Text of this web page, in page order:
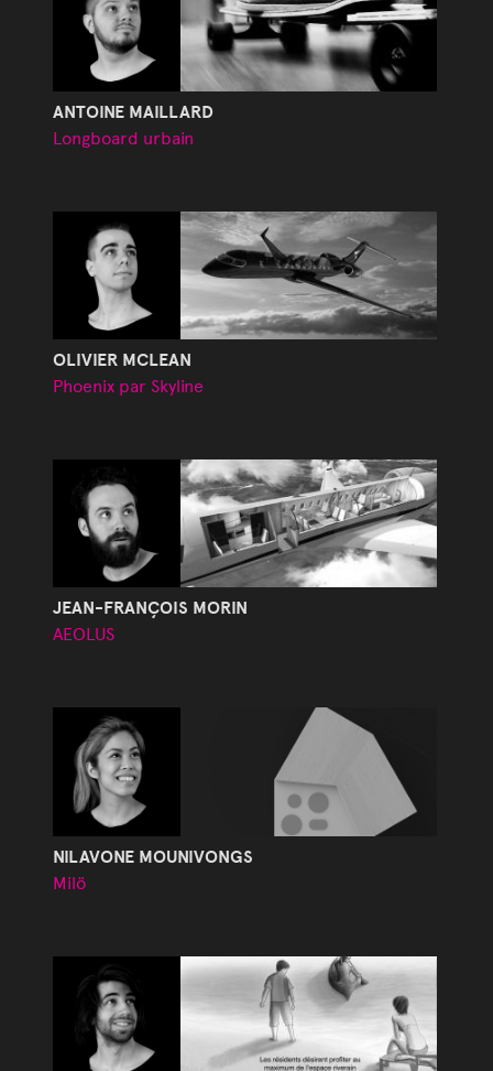
ANTOINE MAILLARD
Longboard urbain
OLIVIER MCLEAN
Phoenix par Skyline
JEAN-FRANÇOIS MORIN
AEOLUS
NILAVONE MOUNIVONGS
Milö